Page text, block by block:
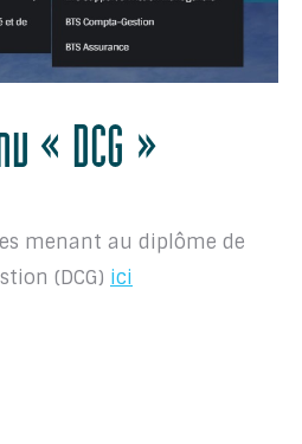
« DCG »
menant au diplôme de
(DCG) ici